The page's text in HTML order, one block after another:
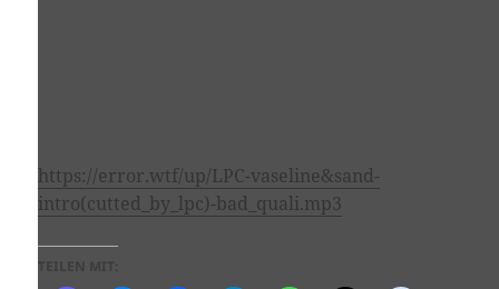
https://error.wtf/up/LPC-vaseline&sand-
intro(cutted_by_lpc)-bad_quali.mp3